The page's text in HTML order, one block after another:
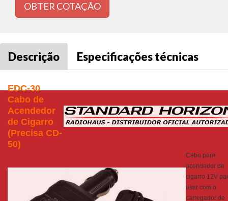
OBTER COTAÇÃO
Descrição Especificações técnicas
EDC-30
Cabo de
Acendedor
de Cigarro
(Precisa CD-
50)
Cabo para
acendedor de
cigarro 12V
usar com o
carregador de